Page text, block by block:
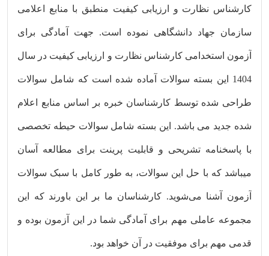
کارشناس نظارت و ارزیابی کیفیت منطبق با منابع اعلامی
سازمان جهاد دانشگاهی نموده است. جهت آمادگی برای
آزمون استخدامی کارشناس نظارت و ارزیابی کیفیت در سال
1404 این بسته سوالات آماده شده است که شامل سوالات
طراحی شده توسط کارشناسان خبره بر اساس منابع اعلام
شده جدید می باشد. این بسته شامل سوالات حیطه تخصصی
با پاسخنامه تشریحی و قابلیت پرینت برای مطالعه آسان
میباشد که با حل این سوالات، به طور کامل با سبک سوالات
آزمون آشنا می‌شوید. کارشناسان ما بر این باورند که این
مجموعه عاملی مهم برای آمادگی شما در این آزمون بوده و
قدمی مهم برای موفقیت در آن خواهد بود.